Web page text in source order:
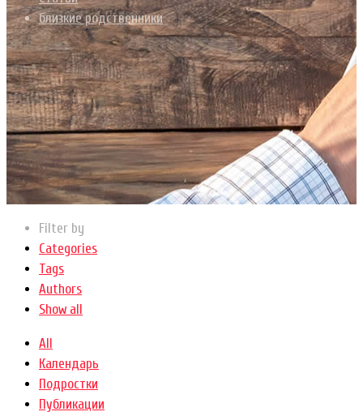
близкие родственники
Filter by
Categories
Tags
Authors
Show all
All
Календарь
Подростки
Публикации